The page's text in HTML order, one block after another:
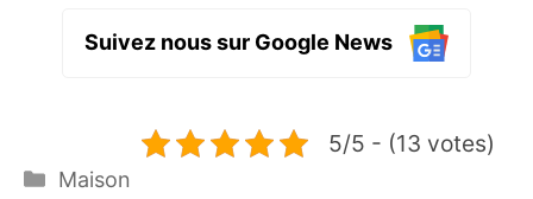
Suivez nous sur Google News
5/5 - (13 votes)
Catégories
Maison